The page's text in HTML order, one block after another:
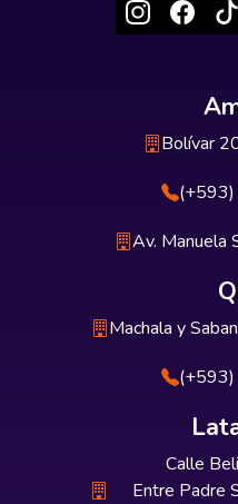
Bolívar
Av. Manuela
Machala y
Calle
Entre Padre